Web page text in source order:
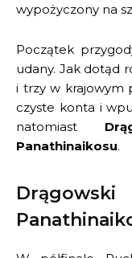
wypożyczony na
Początek
udany. Jak dotąd
i trzy w krajowym
czyste konta i
natomiast
Panathinaikosu.